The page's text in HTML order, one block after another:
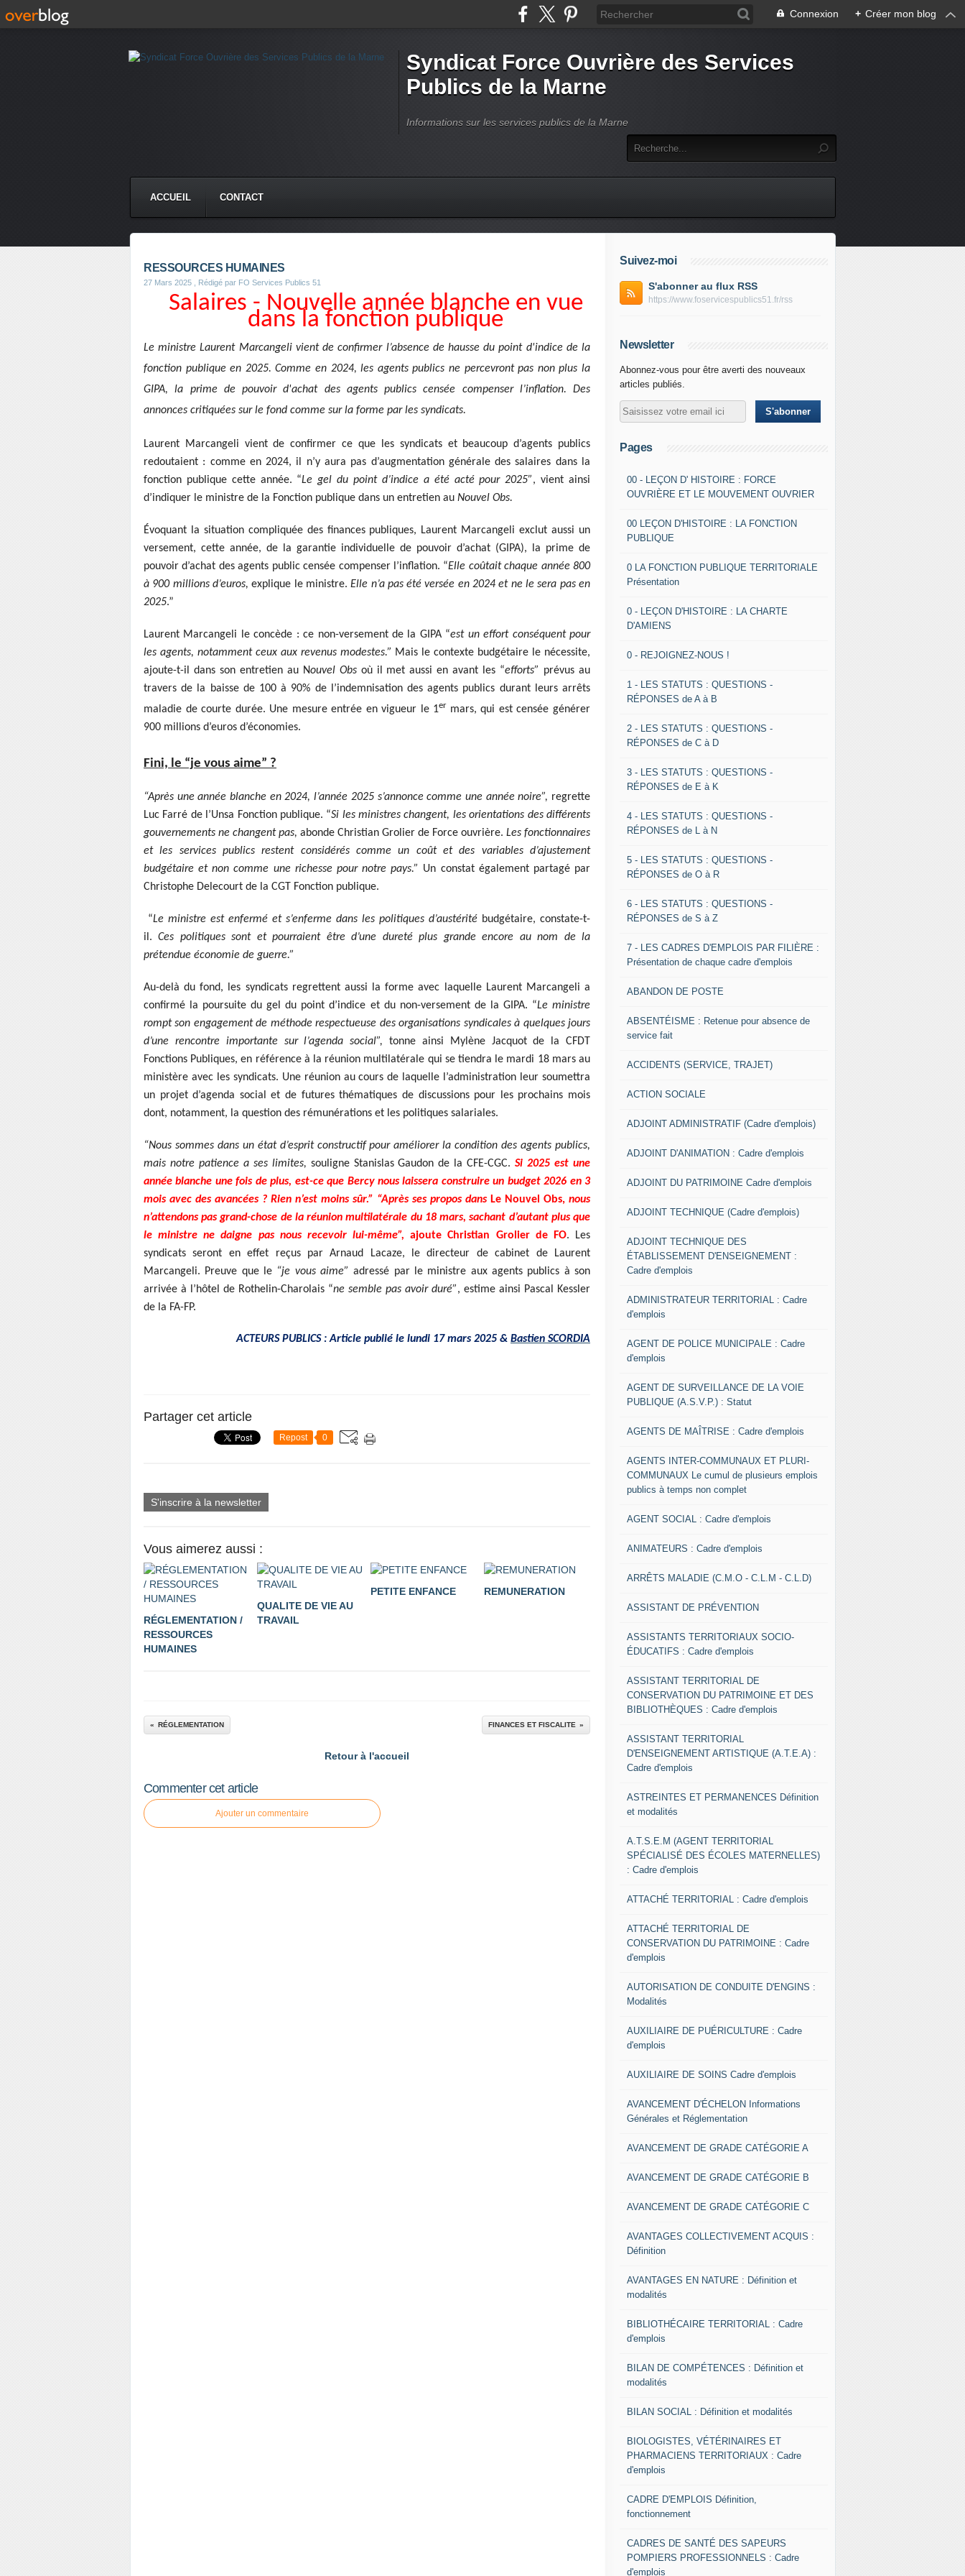
Connexion + Créer mon blog
Syndicat Force Ouvrière des Services
Publics de la Marne
Informations sur les services publics de la Marne
ACCUEIL CONTACT
RESSOURCES HUMAINES
27 Mars 2025 , Rédigé par FO Services Publics 51
Salaires - Nouvelle année blanche en vue
dans la fonction publique
Le ministre Laurent Marcangeli vient de confirmer l’absence de hausse du point d'indice de la
fonction publique en 2025. Comme en 2024, les agents publics ne percevront pas non plus la
GIPA, la prime de pouvoir d'achat des agents publics censée compenser l’inflation. Des
annonces critiquées sur le fond comme sur la forme par les syndicats.
Laurent Marcangeli vient de confirmer ce que les syndicats et beaucoup d’agents publics
redoutaient : comme en 2024, il n’y aura pas d’augmentation générale des salaires dans la
fonction publique cette année. “Le gel du point d’indice a été acté pour 2025”, vient ainsi
d’indiquer le ministre de la Fonction publique dans un entretien au Nouvel Obs.
Évoquant la situation compliquée des finances publiques, Laurent Marcangeli exclut aussi un
versement, cette année, de la garantie individuelle de pouvoir d’achat (GIPA), la prime de
pouvoir d’achat des agents public censée compenser l’inflation. “Elle coûtait chaque année 800
à 900 millions d’euros, explique le ministre.Elle n’a pas été versée en 2024 et ne le sera pas en
2025.”
Laurent Marcangeli le concède : ce non-versement de la GIPA “est un effort conséquent pour
les agents, notamment ceux aux revenus modestes.” Mais le contexte budgétaire le nécessite,
ajoute-t-il dans son entretien au Nouvel Obsoù il met aussi en avant les “efforts” prévus au
travers de la baisse de 100 à 90% de l’indemnisation des agents publics durant leurs arrêts
maladie de courte durée. Une mesure entrée en vigueur le 1er mars, qui est censée générer
900 millions d’euros d’économies.
Fini, le “je vous aime” ?
“Après une année blanche en 2024, l’année 2025 s’annonce comme une année noire”, regrette
Luc Farré de l’Unsa Fonction publique. “Si les ministres changent, les orientations des différents
gouvernements ne changent pas, abonde Christian Grolier de Force ouvrière. Les fonctionnaires
et les services publics restent considérés comme un coût et des variables d’ajustement
budgétaire et non comme une richesse pour notre pays.” Un constat également partagé par
Christophe Delecourt de la CGT Fonction publique.
“Le ministre est enfermé et s’enferme dans les politiques d’austérité budgétaire, constate-t-
il. Ces politiques sont et pourraient être d’une dureté plus grande encore au nom de la
prétendue économie de guerre.”
Au-delà du fond, les syndicats regrettent aussi la forme avec laquelle Laurent Marcangeli a
confirmé la poursuite du gel du point d’indice et du non-versement de la GIPA. “Le ministre
rompt son engagement de méthode respectueuse des organisations syndicales à quelques jours
d’une rencontre importante sur l’agenda social”, tonne ainsi Mylène Jacquot de la CFDT
Fonctions Publiques, en référence à la réunion multilatérale qui se tiendra le mardi 18 mars au
ministère avec les syndicats. Une réunion au cours de laquelle l’administration leur soumettra
un projet d’agenda social et de futures thématiques de discussions pour les prochains mois
dont, notamment, la question des rémunérations et les politiques salariales.
“Nous sommes dans un état d’esprit constructif pour améliorer la condition des agents publics,
mais notre patience a ses limites, souligne Stanislas Gaudon de la CFE-CGC.Si 2025 est une
année blanche une fois de plus, est-ce que Bercy nous laissera construire un budget 2026 en 3
mois avec des avancées ? Rien n’est moins sûr.” “Après ses propos dans Le Nouvel Obs, nous
n’attendons pas grand-chose de la réunion multilatérale du 18 mars, sachant d’autant plus que
le ministre ne daigne pas nous recevoir lui-même”,ajoute Christian Grolier de FO. Les
syndicats seront en effet reçus par Arnaud Lacaze, le directeur de cabinet de Laurent
Marcangeli. Preuve que le “je vous aime” adressé par le ministre aux agents publics à son
arrivée à l’hôtel de Rothelin-Charolais “ne semble pas avoir duré”, estime ainsi Pascal Kessler
de la FA-FP.
ACTEURS PUBLICS : Article publié le lundi 17 mars 2025 & Bastien SCORDIA
Partager cet article
Repost 0
S'inscrire à la newsletter
Vous aimerez aussi :
RÉGLEMENTATION /
RESSOURCES
HUMAINES
QUALITE DE VIE AU
TRAVAIL
PETITE ENFANCE REMUNERATION
RÉGLEMENTATION FINANCES ET FISCALITE
Retour à l'accueil
Commenter cet article
Ajouter un commentaire
Suivez-moi
S'abonner au flux RSS
https://www.foservicespublics51.fr/rss
Newsletter
Abonnez-vous pour être averti des nouveaux
articles publiés.
Pages
00 - LEÇON D' HISTOIRE : FORCE
OUVRIÈRE ET LE MOUVEMENT OUVRIER
00 LEÇON D'HISTOIRE : LA FONCTION
PUBLIQUE
0 LA FONCTION PUBLIQUE TERRITORIALE
Présentation
0 - LEÇON D'HISTOIRE : LA CHARTE
D'AMIENS
0 - REJOIGNEZ-NOUS !
1 - LES STATUTS : QUESTIONS -
RÉPONSES de A à B
2 - LES STATUTS : QUESTIONS -
RÉPONSES de C à D
3 - LES STATUTS : QUESTIONS -
RÉPONSES de E à K
4 - LES STATUTS : QUESTIONS -
RÉPONSES de L à N
5 - LES STATUTS : QUESTIONS -
RÉPONSES de O à R
6 - LES STATUTS : QUESTIONS -
RÉPONSES de S à Z
7 - LES CADRES D'EMPLOIS PAR FILIÈRE :
Présentation de chaque cadre d'emplois
ABANDON DE POSTE
ABSENTÉISME : Retenue pour absence de
service fait
ACCIDENTS (SERVICE, TRAJET)
ACTION SOCIALE
ADJOINT ADMINISTRATIF (Cadre d'emplois)
ADJOINT D'ANIMATION : Cadre d'emplois
ADJOINT DU PATRIMOINE Cadre d'emplois
ADJOINT TECHNIQUE (Cadre d'emplois)
ADJOINT TECHNIQUE DES
ÉTABLISSEMENT D'ENSEIGNEMENT :
Cadre d'emplois
ADMINISTRATEUR TERRITORIAL : Cadre
d'emplois
AGENT DE POLICE MUNICIPALE : Cadre
d'emplois
AGENT DE SURVEILLANCE DE LA VOIE
PUBLIQUE (A.S.V.P.) : Statut
AGENTS DE MAÎTRISE : Cadre d'emplois
AGENTS INTER-COMMUNAUX ET PLURI-
COMMUNAUX Le cumul de plusieurs emplois
publics à temps non complet
AGENT SOCIAL : Cadre d'emplois
ANIMATEURS : Cadre d'emplois
ARRÊTS MALADIE (C.M.O - C.L.M - C.L.D)
ASSISTANT DE PRÉVENTION
ASSISTANTS TERRITORIAUX SOCIO-
ÉDUCATIFS : Cadre d'emplois
ASSISTANT TERRITORIAL DE
CONSERVATION DU PATRIMOINE ET DES
BIBLIOTHÈQUES : Cadre d'emplois
ASSISTANT TERRITORIAL
D'ENSEIGNEMENT ARTISTIQUE (A.T.E.A) :
Cadre d'emplois
ASTREINTES ET PERMANENCES Définition
et modalités
A.T.S.E.M (AGENT TERRITORIAL
SPÉCIALISÉ DES ÉCOLES MATERNELLES)
: Cadre d'emplois
ATTACHÉ TERRITORIAL : Cadre d'emplois
ATTACHÉ TERRITORIAL DE
CONSERVATION DU PATRIMOINE : Cadre
d'emplois
AUTORISATION DE CONDUITE D'ENGINS :
Modalités
AUXILIAIRE DE PUÉRICULTURE : Cadre
d'emplois
AUXILIAIRE DE SOINS Cadre d'emplois
AVANCEMENT D'ÉCHELON Informations
Générales et Réglementation
AVANCEMENT DE GRADE CATÉGORIE A
AVANCEMENT DE GRADE CATÉGORIE B
AVANCEMENT DE GRADE CATÉGORIE C
AVANTAGES COLLECTIVEMENT ACQUIS :
Définition
AVANTAGES EN NATURE : Définition et
modalités
BIBLIOTHÉCAIRE TERRITORIAL : Cadre
d'emplois
BILAN DE COMPÉTENCES : Définition et
modalités
BILAN SOCIAL : Définition et modalités
BIOLOGISTES, VÉTÉRINAIRES ET
PHARMACIENS TERRITORIAUX : Cadre
d'emplois
CADRE D'EMPLOIS Définition,
fonctionnement
CADRES DE SANTÉ DES SAPEURS
POMPIERS PROFESSIONNELS : Cadre
d'emplois